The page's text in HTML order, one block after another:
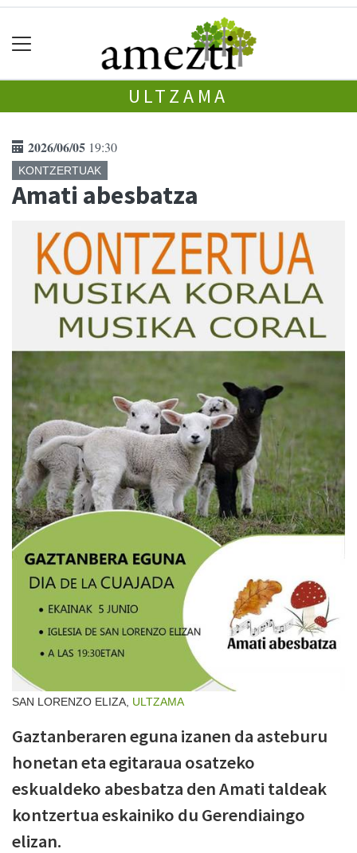
ULTZAMA
2026/06/05 19:30
KONTZERTUAK
Amati abesbatza
SAN LORENZO ELIZA, ULTZAMA
Gaztanberaren eguna izanen da asteburu
honetan eta egitaraua osatzeko
eskualdeko abesbatza den Amati taldeak
kontzertua eskainiko du Gerendiaingo
elizan.